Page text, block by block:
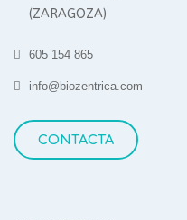
(ZARAGOZA)
605 154 865
info@biozentrica.com
CONTACTA